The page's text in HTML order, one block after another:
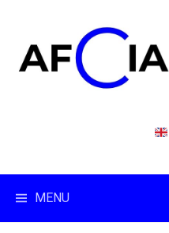
content
MENU